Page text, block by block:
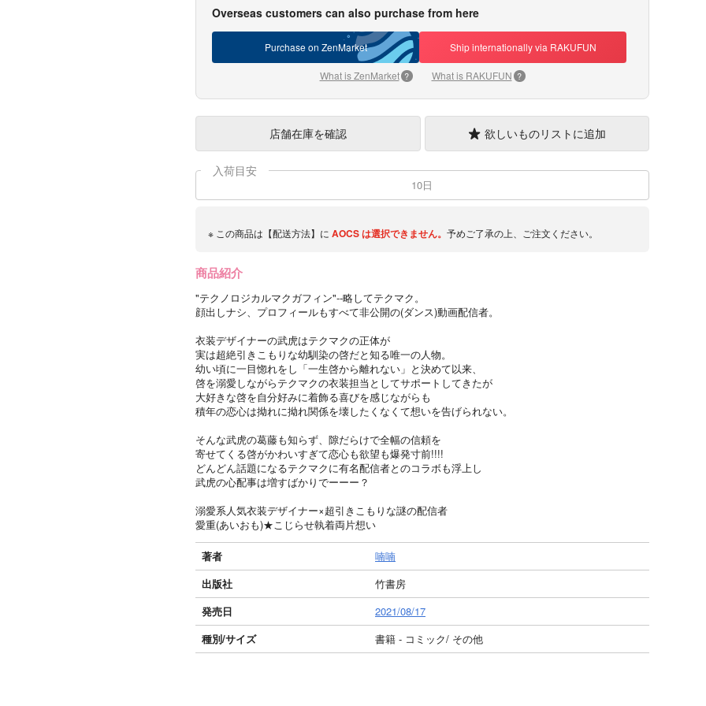
Overseas customers can also purchase from here
Purchase on ZenMarket Ship internationally via RAKUFUN
What is ZenMarket ? What is RAKUFUN ?
店舗在庫を確認 欲しいものリストに追加
入荷目安
10日
※ この商品は【配送方法】に AOCSは選択できません。 予めご了承の上、ご注文ください。
商品紹介
"テクノロジカルマクガフィン"--略してテクマク。
顔出しナシ、プロフィールもすべて非公開の(ダンス)動画配信者。
衣装デザイナーの武虎はテクマクの正体が
実は超絶引きこもりな幼馴染の啓だと知る唯一の人物。
幼い頃に一目惚れをし「一生啓から離れない」と決めて以来、
啓を溺愛しながらテクマクの衣装担当としてサポートしてきたが
大好きな啓を自分好みに着飾る喜びを感じながらも
積年の恋心は拗れに拗れ関係を壊したくなくて想いを告げられない。
そんな武虎の葛藤も知らず、隙だらけで全幅の信頼を
寄せてくる啓がかわいすぎて恋心も欲望も爆発寸前!!!!
どんどん話題になるテクマクに有名配信者とのコラボも浮上し
武虎の心配事は増すばかりでーーー？
溺愛系人気衣装デザイナー×超引きこもりな謎の配信者
愛重(あいおも)★こじらせ執着両片想い
著者
喃喃
出版社
竹書房
発売日
2021/08/17
種別/サイズ
書籍 - コミック/ その他